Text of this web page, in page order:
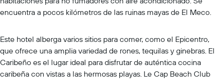
encuentra a pocos kilómetros de las ruinas mayas de El Meco.
Este hotel alberga varios sitios para comer, como el Epicentro,
que ofrece una amplia variedad de rones, tequilas y ginebras. El
Caribeño es el lugar ideal para disfrutar de auténtica cocina
caribeña con vistas a las hermosas playas. Le Cap Beach Club